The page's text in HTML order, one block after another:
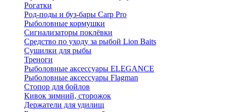
Рогатки
Род-поды и буз-бары Carp Pro
Рыболовные кормушки
Сигнализаторы поклёвки
Средство по уходу за рыбой Lion Baits
Сушилки для рыбы
Треноги
Рыболовные аксессуары ELEGANCE
Рыболовные аксессуары Flagman
Стопор для бойлов
Кивок зимний, сторожок
Держатели для удилищ